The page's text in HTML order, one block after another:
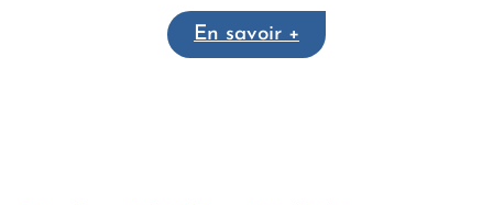
En savoir +